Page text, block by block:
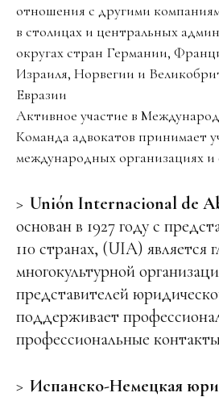
отношения с другими
в столицах и центральных
округах стран Германии,
Израиля, Норвегии и
Евразии
Активное участие в
Команда адвокатов принимает
международных организациях и
Unión Internacional de
основан в 1927 году с
110 странах, (UIA) является
многокультурной
представителей
поддерживает
профессиональные
Испанско-Немецкая